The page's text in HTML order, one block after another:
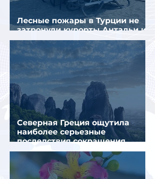
Лесные пожары в Турции не
затронули курорты Антальи и
Муглы
Северная Греция ощутила
наиболее серьезные
последствия сокращения
турпотока из России